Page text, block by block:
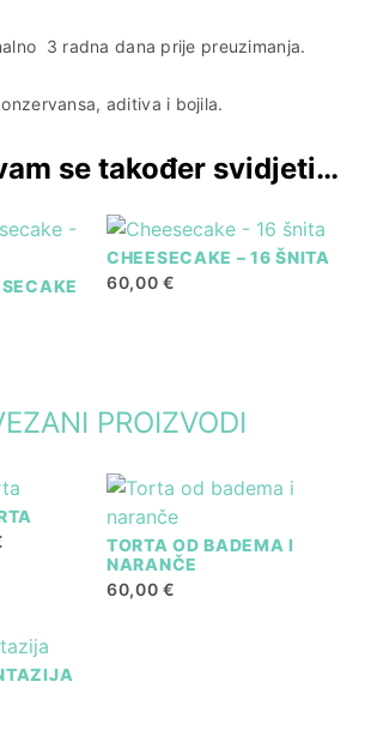
3 radna dana prije preuzimanja.
aditiva i bojila.
se također svidjeti…
CHEESECAKE – 16 ŠNITA
60,00€
PROIZVODI
TORTA OD BADEMA I
NARANČE
60,00€